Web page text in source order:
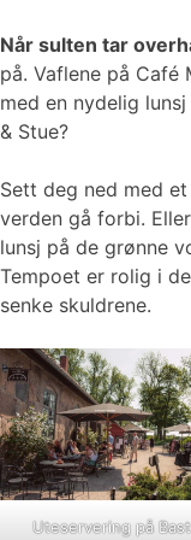
Når sulten tar
på. Vaflene på Café
med en nydelig
& Stue?
Sett deg ned med
verden gå forbi.
lunsj på de grønne
Tempoet er rolig i
senke skuldrene.
Uteservering på